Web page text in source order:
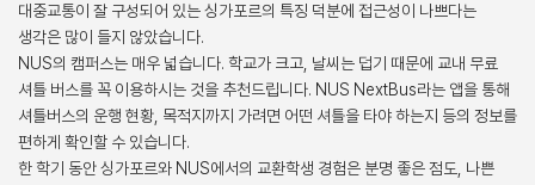
대중교통이 잘 구성되어 있는 싱가포르의 특징 덕분에 접근성이 나쁘다는
생각은 많이 들지 않았습니다.
NUS의 캠퍼스는 매우 넓습니다. 학교가 크고, 날씨는 덥기 때문에 교내 무료
셔틀 버스를 꼭 이용하시는 것을 추천드립니다. NUS NextBus라는 앱을 통해
셔틀버스의 운행 현황, 목적지까지 가려면 어떤 셔틀을 타야 하는지 등의 정보를
편하게 확인할 수 있습니다.
한 학기 동안 싱가포르와 NUS에서의 교환학생 경험은 분명 좋은 점도, 나쁜